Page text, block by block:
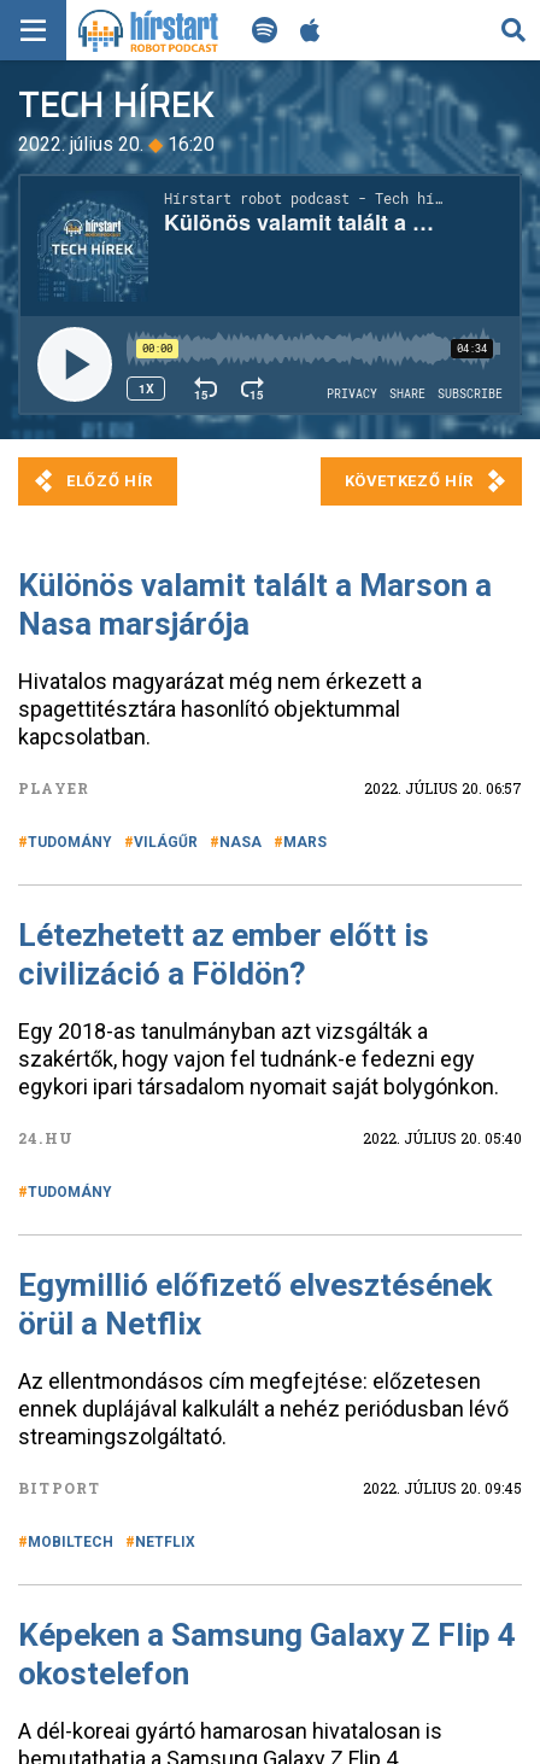
KERESÉS
KEZDŐLAP
FRISS HÍREK
TECH HÍREK
FILM-ZENE-SZÓRAKOZÁS
PLAYLIST
MI AZ A ROBOT PODCAST?
TECH HÍREK
2022. július 20. ◆ 16:20
Különös valamit talált a Marson a
Nasa marsjárója
Hivatalos magyarázat még nem érkezett a
spagettitésztára hasonlító objektummal
kapcsolatban.
PLAYER 2022. JÚLIUS 20. 06:57
TUDOMÁNY VILÁGŰR NASA MARS
Létezhetett az ember előtt is
civilizáció a Földön?
Egy 2018-as tanulmányban azt vizsgálták a
szakértők, hogy vajon fel tudnánk-e fedezni egy
egykori ipari társadalom nyomait saját bolygónkon.
24.HU 2022. JÚLIUS 20. 05:40
TUDOMÁNY
Egymillió előfizető elvesztésének
örül a Netflix
Az ellentmondásos cím megfejtése: előzetesen
ennek duplájával kalkulált a nehéz periódusban lévő
streamingszolgáltató.
BITPORT 2022. JÚLIUS 20. 09:45
MOBILTECH NETFLIX
Képeken a Samsung Galaxy Z Flip 4
okostelefon
A dél-koreai gyártó hamarosan hivatalosan is
bemutathatja a Samsung Galaxy Z Flip 4